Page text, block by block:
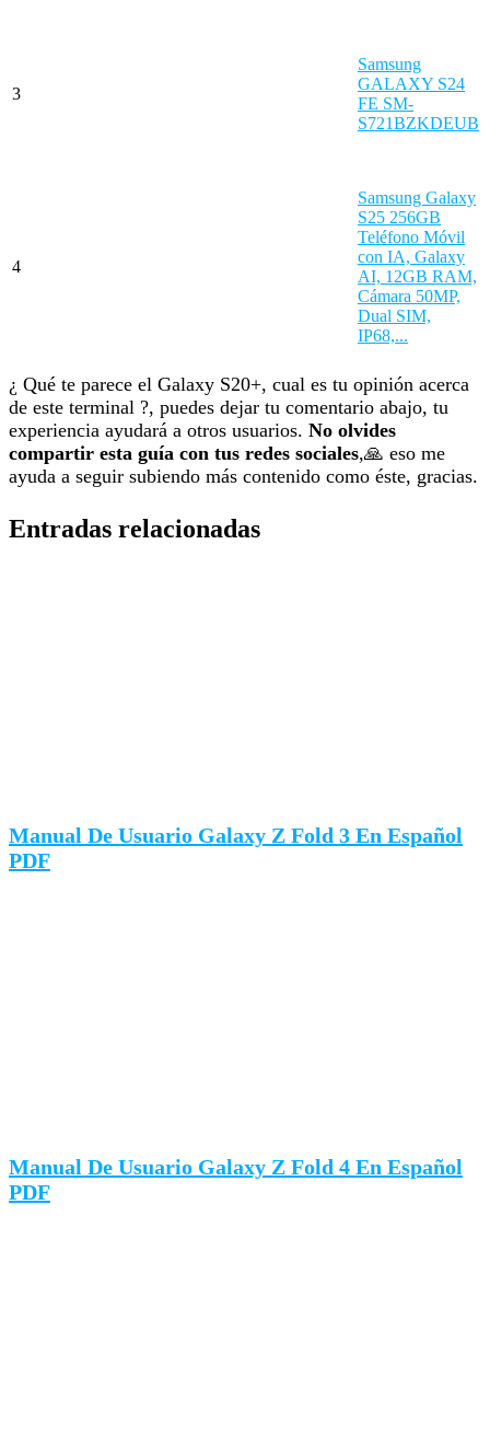
3
Samsung
GALAXY S24
FE SM-
S721BZKDEUB
4
Samsung Galaxy
S25 256GB
Teléfono Móvil
con IA, Galaxy
AI, 12GB RAM,
Cámara 50MP,
Dual SIM,
IP68,...
¿ Qué te parece el Galaxy S20+, cual es tu opinión acerca
de este terminal ?, puedes dejar tu comentario abajo, tu
experiencia ayudará a otros usuarios. No olvides
compartir esta guía con tus redes sociales,🙏 eso me
ayuda a seguir subiendo más contenido como éste, gracias.
Entradas relacionadas
Manual De Usuario Galaxy Z Fold 3 En Español
PDF
Manual De Usuario Galaxy Z Fold 4 En Español
PDF